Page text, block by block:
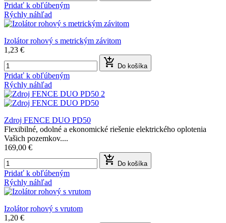
Pridať k obľúbeným
Rýchly náhľad
Izolátor rohový s metrickým závitom
1,23 €
 Do košíka
Pridať k obľúbeným
Rýchly náhľad
Zdroj FENCE DUO PD50
Flexibilné, odolné a ekonomické riešenie elektrického oplotenia
Vašich pozemkov....
169,00 €
 Do košíka
Pridať k obľúbeným
Rýchly náhľad
Izolátor rohový s vrutom
1,20 €